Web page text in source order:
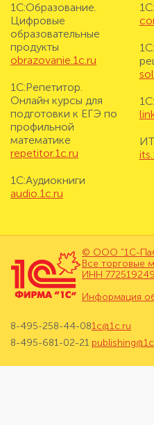
1С:Образование.
Цифровые
образовательные
продукты
obrazovanie.1c.ru
1С:Репетитор.
Онлайн курсы для
подготовки к ЕГЭ по
профильной
математике
repetitor.1c.ru
1С:Аудиокниги
audio.1c.ru
© ООО "1С-
Все торговые
ИНН
Информация
8-495-258-44-08
8-495-681-02-21
1c@1c.ru